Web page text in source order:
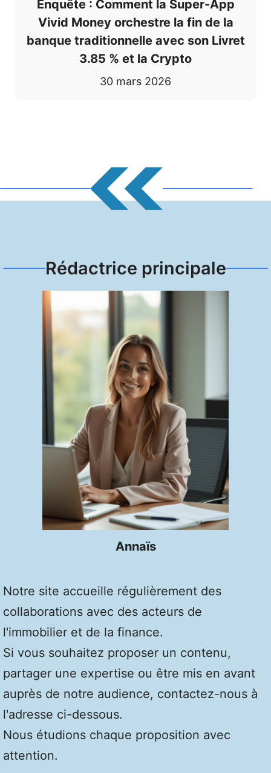
Enquête : Comment la Super-App
Vivid Money orchestre la fin de la
banque traditionnelle avec son Livret
3.85 % et la Crypto
30 mars 2026
Rédactrice principale
Annaïs
Notre site accueille régulièrement des
collaborations avec des acteurs de
l'immobilier et de la finance.
Si vous souhaitez proposer un contenu,
partager une expertise ou être mis en avant
auprès de notre audience, contactez-nous à
l'adresse ci-dessous.
Nous étudions chaque proposition avec
attention.